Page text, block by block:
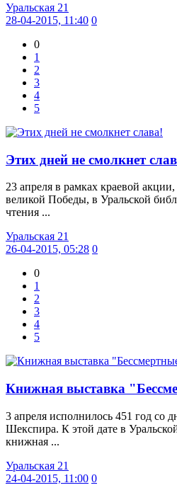
Уральская 21
28-04-2015, 11:40 0
0
1
2
3
4
5
Этих дней не смолкнет
23 апреля в рамках краевой
великой Победы, в Уральской
чтения ...
Уральская 21
26-04-2015, 05:28 0
0
1
2
3
4
5
Книжная выставка
3 апреля исполнилось 451 год со
Шекспира. К этой дате в
книжная ...
Уральская 21
24-04-2015, 11:00 0